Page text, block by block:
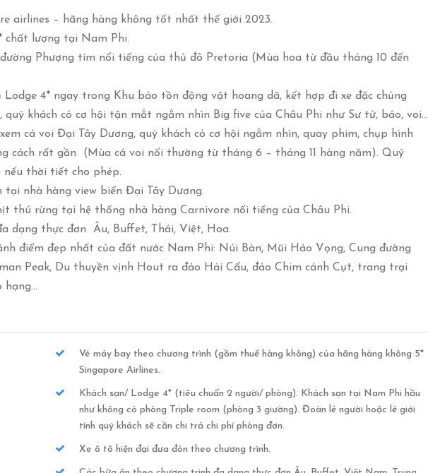
airlines – hãng hàng không tốt nhất thế giới 2023.
chất lượng tại Nam Phi.
Phượng tím nổi tiếng của thủ đô Pretoria (Mùa hoa từ đầu tháng 10 đến
Lodge 4* ngay trong Khu bảo tồn động vật hoang dã, kết hợp đi xe đặc chủng
quý khách có cơ hội tận mắt ngắm nhìn Big five của Châu Phi như Sư tử, báo, voi…
cá voi Đại Tây Dương, quý khách có cơ hội ngắm nhìn, quay phim, chụp hình
cách rất gần (Mùa cá voi nổi thường từ tháng 6 – tháng 11 hàng năm). Quý
nếu thời tiết cho phép.
tại nhà hàng view biển Đại Tây Dương.
thú rừng tại hệ thống nhà hàng Carnivore nổi tiếng của Châu Phi.
dạng thực đơn Âu, Buffet, Thái, Việt, Hoa.
điểm đẹp nhất của đất nước Nam Phi: Núi Bàn, Mũi Hảo Vọng, Cung đường
Peak, Du thuyền vịnh Hout ra đảo Hải Cẩu, đảo Chim cánh Cụt, trang trại
hạng…
Vé máy bay theo chương trình (gồm thuế hàng không) của hãng hàng không 5*
Singapore Airlines.
Khách sạn/ Lodge 4* (tiêu chuẩn 2 người/ phòng). Khách sạn tại Nam Phi hầu
như không có phòng Triple room (phòng 3 giường). Đoàn lẻ người hoặc lẻ giới
tính quý khách sẽ cần chi trả chi phí phòng đơn.
Xe ô tô hiện đại đưa đón theo chương trình.